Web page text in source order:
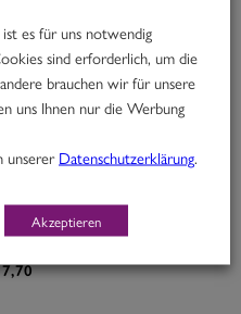
und Melanzani
es für uns notwendig
sind erforderlich, um die
brauchen wir für unsere
uns Ihnen nur die Werbung
unsererDatenschutzerklärung
Akzeptieren